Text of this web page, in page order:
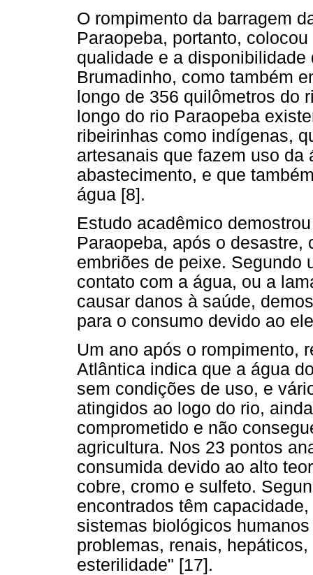
O rompimento da barragem
Paraopeba, portanto,
qualidade e a
Brumadinho, como também
longo de 356 quilômetros do
longo do rio Paraopeba
ribeirinhas como indígenas,
artesanais que fazem uso da
abastecimento, e que
água [8].
Estudo acadêmico
Paraopeba, após o
embriões de peixe. Segundo
contato com a água, ou a
causar danos à saúde,
para o consumo devido ao
Um ano após o rompimento,
Atlântica indica que a água
sem condições de uso, e
atingidos ao logo do rio,
comprometido e não
agricultura. Nos 23 pontos
consumida devido ao alto
cobre, cromo e sulfeto.
encontrados têm
sistemas biológicos
problemas, renais,
esterilidade" [17].